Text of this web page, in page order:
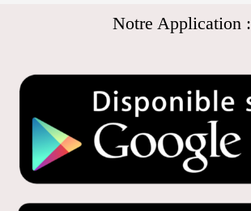
Notre Application :